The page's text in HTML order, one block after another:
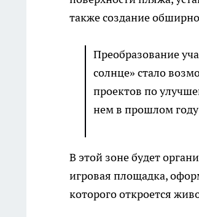
также создание
Преобразование
солнце» стало
проектов по
нем в прошлом
В этой зоне будет
игровая площадка,
которого откроется